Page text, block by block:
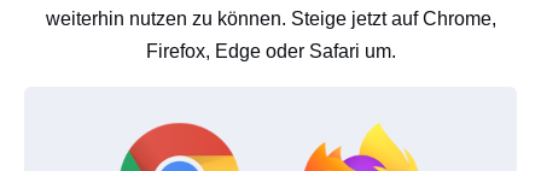
weiterhin nutzen zu können. Steige jetzt auf Chrome,
Firefox, Edge oder Safari um.